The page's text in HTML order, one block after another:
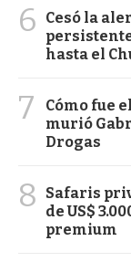
6
Cesó la
hasta el
7
Cómo fue
murió
Drogas
8
Safaris
de US$
premium